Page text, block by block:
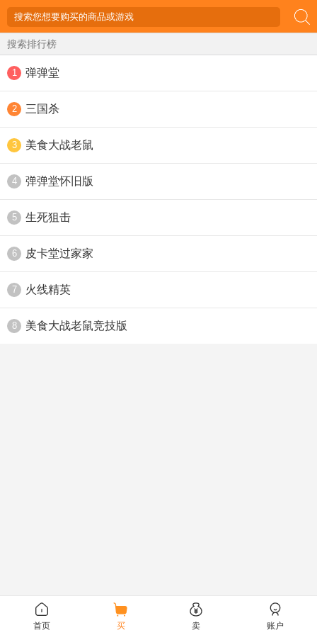
搜索排行榜
1 弹弹堂
2 三国杀
3 美食大战老鼠
4 弹弹堂怀旧版
5 生死狙击
6 皮卡堂过家家
7 火线精英
8 美食大战老鼠竞技版
首页 买 卖 账户